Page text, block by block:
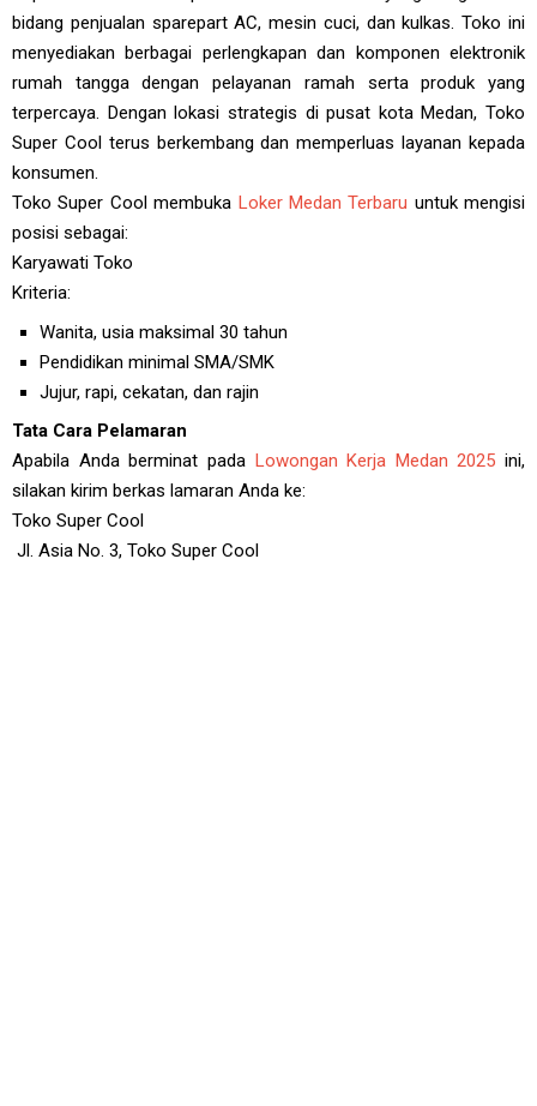
bidang penjualan sparepart AC, mesin cuci, dan kulkas. Toko ini
menyediakan berbagai perlengkapan dan komponen elektronik
rumah tangga dengan pelayanan ramah serta produk yang
terpercaya. Dengan lokasi strategis di pusat kota Medan, Toko
Super Cool terus berkembang dan memperluas layanan kepada
konsumen.
Toko Super Cool membuka Loker Medan Terbaru untuk mengisi
posisi sebagai:
Karyawati Toko
Kriteria:
Wanita, usia maksimal 30 tahun
Pendidikan minimal SMA/SMK
Jujur, rapi, cekatan, dan rajin
Tata Cara Pelamaran
Apabila Anda berminat pada Lowongan Kerja Medan 2025 ini,
silakan kirim berkas lamaran Anda ke:
Toko Super Cool
Jl. Asia No. 3, Toko Super Cool